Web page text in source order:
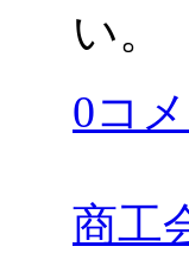
い。
0コ
商工